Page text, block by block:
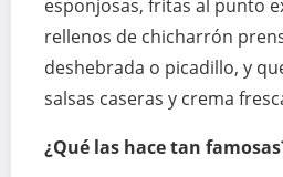
esponjosas, fritas al punto
rellenos de chicharrón
deshebrada o picadillo, y
salsas caseras y crema
¿Qué las hace tan